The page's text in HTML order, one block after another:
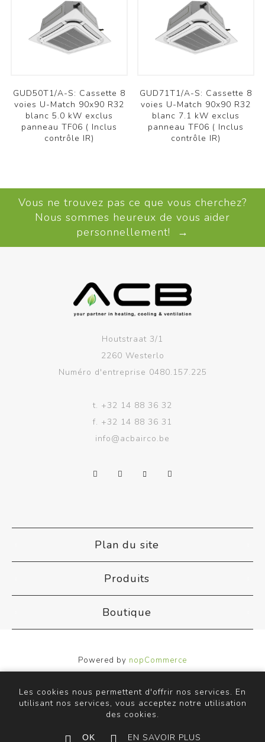
GUD50T1/A-S: Cassette 8
voies U-Match 90x90 R32
blanc 5.0 kW exclus
panneau TF06 ( Inclus
contrôle IR)
GUD71T1/A-S: Cassette 8
voies U-Match 90x90 R32
blanc 7.1 kW exclus
panneau TF06 ( Inclus
contrôle IR)
Vous ne trouvez pas ce que vous cherchez?
Nous sommes heureux de vous aider
personnellement! →
Houtstraat 3/1
2260 Westerlo
Numéro d'entreprise 0480.157.225
t. +32 14 88 36 32
f. +32 14 88 36 31
info@acbairco.be
Plan du site
Produits
Boutique
Powered by nopCommerce
Copyright © 2026 ACB Airco. Tous droits réservés.
Les cookies nous permettent d'offrir nos services. En
utilisant nos services, vous acceptez notre utilisation
des cookies.
OK EN SAVOIR PLUS